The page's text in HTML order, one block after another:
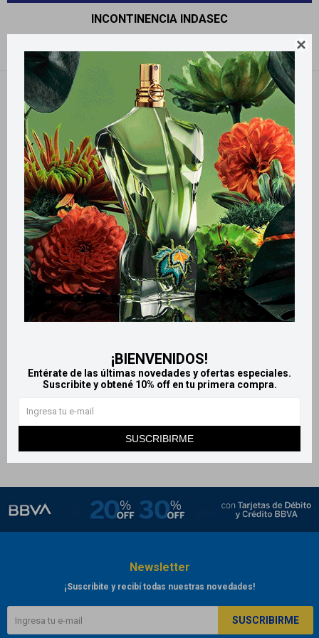

¡BIENVENIDOS!
Entérate de las últimas novedades y ofertas especiales.
Suscribite y obtené 10% off en tu primera compra.
SUSCRIBIRME
INCONTINENCIA INDASEC
Recomendados
Filtrando por: Incontinencia Indasec Quitar filtros
LlegaMAÑANA
LlegaMAÑANA
$ 504
Newsletter
¡Suscribite y recibí todas nuestras novedades!
SUSCRIBIRME